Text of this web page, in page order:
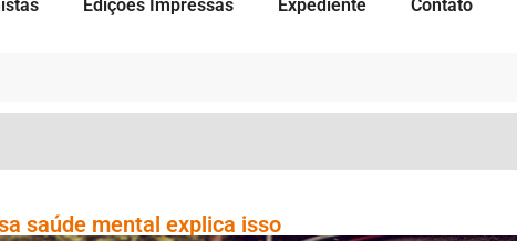
Edições Impressas Expediente Contato
saúde mental explica isso